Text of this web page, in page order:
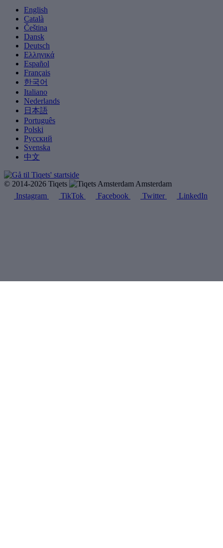
English
Català
Čeština
Dansk
Deutsch
Ελληνικά
Español
Français
한국어
Italiano
Nederlands
日本語
Português
Polski
Русский
Svenska
中文
© 2014-2026 Tiqets
Amsterdam
Instagram
TikTok Facebook Twitter LinkedIn